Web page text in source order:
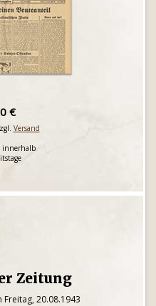
€
Versand
innerhalb
Zeitung
20.08.1943